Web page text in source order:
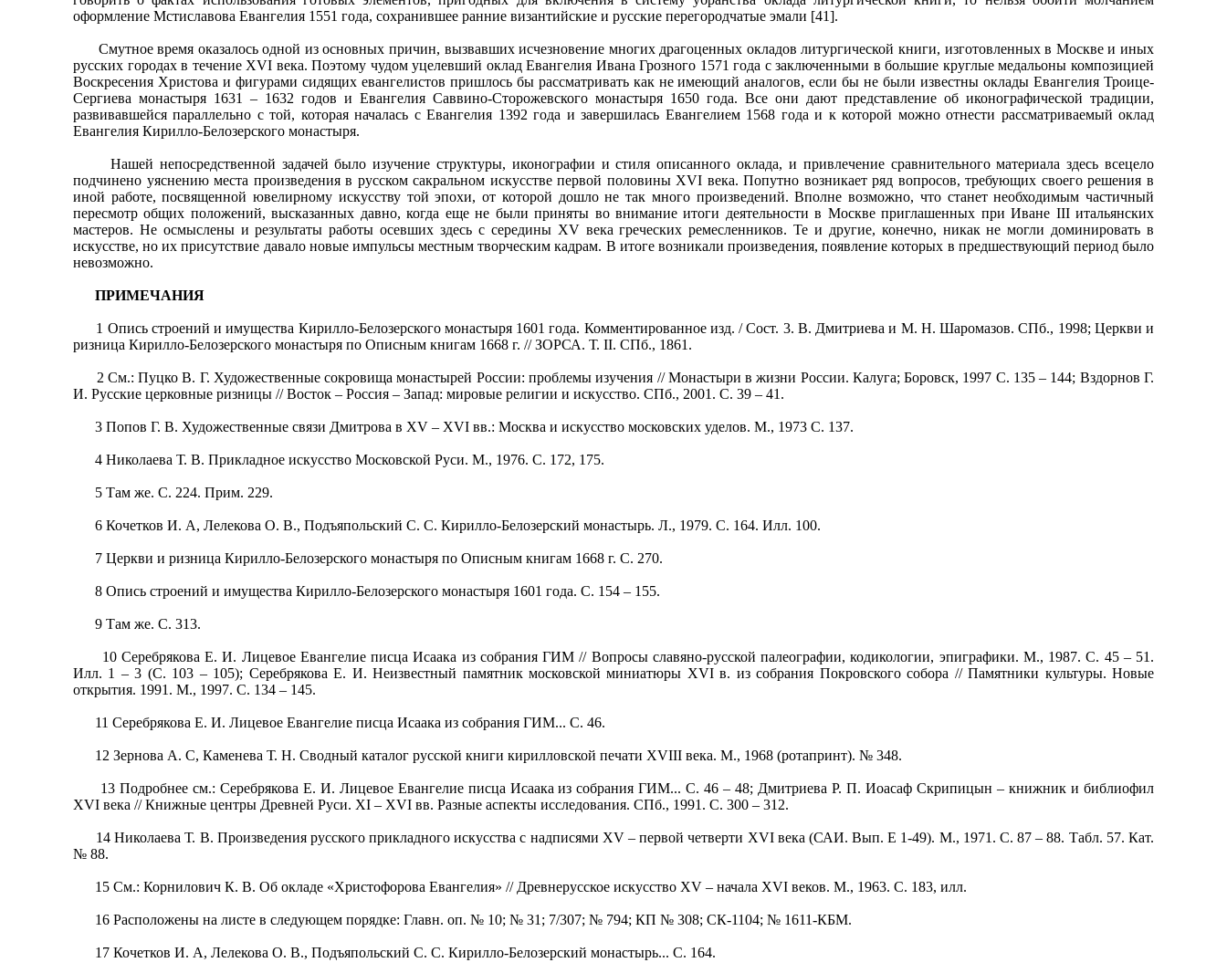
оформление Мстиславова Евангелия 1551 года, сохранившее ранние византийские и русские перегородчатые эмали [41].
Смутное время оказалось одной из основных причин, вызвавших исчезновение многих драгоценных окладов литургической книги, изготовленных в Москве и иных
русских городах в течение XVI века. Поэтому чудом уцелевший оклад Евангелия Ивана Грозного 1571 года с заключенными в большие круглые медальоны композицией
Воскресения Христова и фигурами сидящих евангелистов пришлось бы рассматривать как не имеющий аналогов, если бы не были известны оклады Евангелия Троице-
Сергиева монастыря 1631 – 1632 годов и Евангелия Саввино-Сторожевского монастыря 1650 года. Все они дают представление об иконографической традиции,
развивавшейся параллельно с той, которая началась с Евангелия 1392 года и завершилась Евангелием 1568 года и к которой можно отнести рассматриваемый оклад
Евангелия Кирилло-Белозерского монастыря.
Нашей непосредственной задачей было изучение структуры, иконографии и стиля описанного оклада, и привлечение сравнительного материала здесь всецело
подчинено уяснению места произведения в русском сакральном искусстве первой половины XVI века. Попутно возникает ряд вопросов, требующих своего решения в
иной работе, посвященной ювелирному искусству той эпохи, от которой дошло не так много произведений. Вполне возможно, что станет необходимым частичный
пересмотр общих положений, высказанных давно, когда еще не были приняты во внимание итоги деятельности в Москве приглашенных при Иване III итальянских
мастеров. Не осмыслены и результаты работы осевших здесь с середины XV века греческих ремесленников. Те и другие, конечно, никак не могли доминировать в
искусстве, но их присутствие давало новые импульсы местным творческим кадрам. В итоге возникали произведения, появление которых в предшествующий период было
невозможно.
ПРИМЕЧАНИЯ
1 Опись строений и имущества Кирилло-Белозерского монастыря 1601 года. Комментированное изд. / Сост. 3. В. Дмитриева и М. Н. Шаромазов. СПб., 1998; Церкви и
ризница Кирилло-Белозерского монастыря по Описным книгам 1668 г. // ЗОРСА. Т. II. СПб., 1861.
2 См.: Пуцко В. Г. Художественные сокровища монастырей России: проблемы изучения // Монастыри в жизни России. Калуга; Боровск, 1997 С. 135 – 144; Вздорнов Г.
И. Русские церковные ризницы // Восток – Россия – Запад: мировые религии и искусство. СПб., 2001. С. 39 – 41.
3 Попов Г. В. Художественные связи Дмитрова в XV – XVI вв.: Москва и искусство московских уделов. М., 1973 С. 137.
4 Николаева Т. В. Прикладное искусство Московской Руси. М., 1976. С. 172, 175.
5 Там же. С. 224. Прим. 229.
6 Кочетков И. А, Лелекова О. В., Подъяпольский С. С. Кирилло-Белозерский монастырь. Л., 1979. С. 164. Илл. 100.
7 Церкви и ризница Кирилло-Белозерского монастыря по Описным книгам 1668 г. С. 270.
8 Опись строений и имущества Кирилло-Белозерского монастыря 1601 года. С. 154 – 155.
9 Там же. С. 313.
10 Серебрякова Е. И. Лицевое Евангелие писца Исаака из собрания ГИМ // Вопросы славяно-русской палеографии, кодикологии, эпиграфики. М., 1987. С. 45 – 51.
Илл. 1 – 3 (С. 103 – 105); Серебрякова Е. И. Неизвестный памятник московской миниатюры XVI в. из собрания Покровского собора // Памятники культуры. Новые
открытия. 1991. М., 1997. С. 134 – 145.
11 Серебрякова Е. И. Лицевое Евангелие писца Исаака из собрания ГИМ... С. 46.
12 Зернова А. С, Каменева Т. Н. Сводный каталог русской книги кирилловской печати XVIII века. М., 1968 (ротапринт). № 348.
13 Подробнее см.: Серебрякова Е. И. Лицевое Евангелие писца Исаака из собрания ГИМ... С. 46 – 48; Дмитриева Р. П. Иоасаф Скрипицын – книжник и библиофил
XVI века // Книжные центры Древней Руси. XI – XVI вв. Разные аспекты исследования. СПб., 1991. С. 300 – 312.
14 Николаева Т. В. Произведения русского прикладного искусства с надписями XV – первой четверти XVI века (САИ. Вып. Е 1-49). М., 1971. С. 87 – 88. Табл. 57. Кат.
№ 88.
15 См.: Корнилович К. В. Об окладе «Христофорова Евангелия» // Древнерусское искусство XV – начала XVI веков. М., 1963. С. 183, илл.
16 Расположены на листе в следующем порядке: Главн. оп. № 10; № 31; 7/307; № 794; КП № 308; СК-1104; № 1611-КБМ.
17 Кочетков И. А, Лелекова О. В., Подъяпольский С. С. Кирилло-Белозерский монастырь... С. 164.